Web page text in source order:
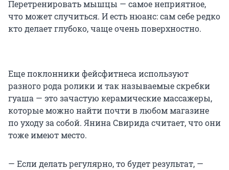
Перетренировать мышцы — самое неприятное,
что может случиться. И есть нюанс: сам себе редко
кто делает глубоко, чаще очень поверхностно.
Еще поклонники фейсфитнеса используют
разного рода ролики и так называемые скребки
гуаша — это зачастую керамические массажеры,
которые можно найти почти в любом магазине
по уходу за собой. Янина Свирида считает, что они
тоже имеют место.
— Если делать регулярно, то будет результат, —